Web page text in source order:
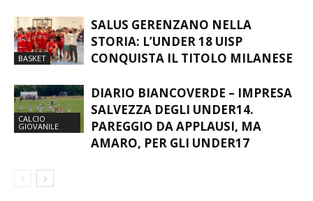
BASKET
SALUS GERENZANO NELLA
STORIA: L’UNDER 18 UISP
CONQUISTA IL TITOLO MILANESE
CALCIO
GIOVANILE
DIARIO BIANCOVERDE – IMPRESA
SALVEZZA DEGLI UNDER14.
PAREGGIO DA APPLAUSI, MA
AMARO, PER GLI UNDER17